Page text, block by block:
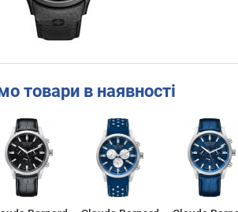
товари в наявності